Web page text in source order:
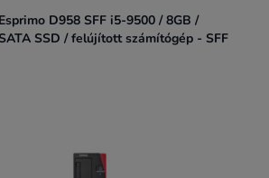
D958 SFF i5-9500 / 8GB /
SSD / felújított számítógép - SFF